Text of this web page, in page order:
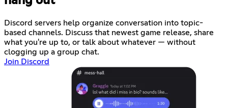
Discord servers help organize conversation into topic-
based channels. Discuss that newest game release, share
what you're up to, or talk about whatever — without
clogging up a group chat.
Join Discord